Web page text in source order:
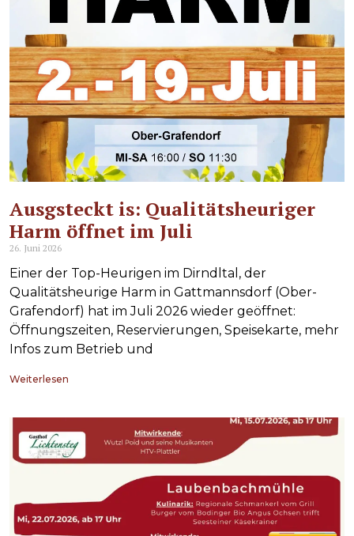
Ausgsteckt is: Qualitätsheuriger
Harm öffnet im Juli
26. Juni 2026
Einer der Top-Heurigen im Dirndltal, der
Qualitätsheurige Harm in Gattmannsdorf (Ober-
Grafendorf) hat im Juli 2026 wieder geöffnet:
Öffnungszeiten, Reservierungen, Speisekarte, mehr
Infos zum Betrieb und
Weiterlesen